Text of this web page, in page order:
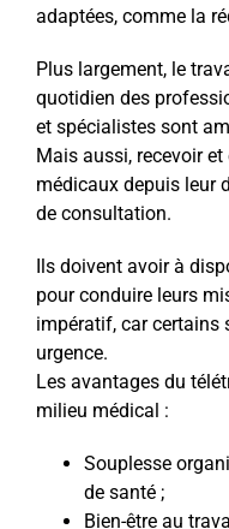
adaptées, comme la
Plus largement, le
quotidien des
et spécialistes sont
Mais aussi, recevoir
médicaux depuis leur
de consultation.
Ils doivent avoir à
pour conduire leurs
impératif, car certains
urgence.
Les avantages du
milieu médical :
Souplesse
de santé ;
Bien-être au